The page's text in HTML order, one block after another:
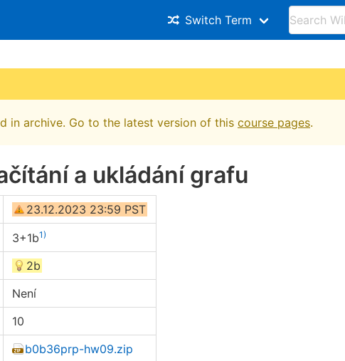
Switch Term
in archive. Go to the latest version of this course pages.
a ukládání grafu
23.12.2023 23:59 PST
3+1b1)
2b
Není
10
b0b36prp-hw09.zip